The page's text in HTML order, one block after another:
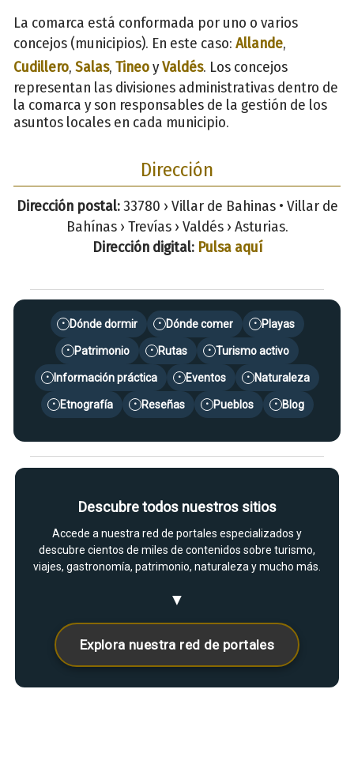
La comarca está conformada por uno o varios
concejos (municipios). En este caso: Allande,
Cudillero, Salas, TineoyValdés. Los concejos
representan las divisiones administrativas dentro de
la comarca y son responsables de la gestión de los
asuntos locales en cada municipio.
Dirección
Dirección postal:33780 › Villar de Bahinas • Villar de
Bahínas › Trevías › Valdés › Asturias.
Dirección digital: Pulsa aquí
• Dónde dormir • Dónde comer • Playas
• Patrimonio • Rutas • Turismo activo
• Información práctica • Eventos • Naturaleza
• Etnografía • Reseñas • Pueblos • Blog
Descubre todos nuestros sitios
Accede a nuestra red de portales especializados y
descubre cientos de miles de contenidos sobre turismo,
viajes, gastronomía, patrimonio, naturaleza y mucho más.
▼
Explora nuestra red de portales